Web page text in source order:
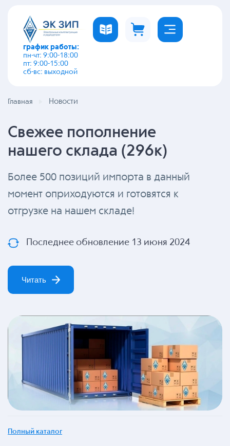
график работы:
пн-чт: 9:00-18:00
пт: 9:00-15:00
сб-вс: выходной
Главная Новости
Свежее пополнение
нашего склада (296к)
Более 500 позиций импорта в данный
момент оприходуются и готовятся к
отгрузке на нашем складе!
Последнее обновление 13 июня 2024
Читать
Полный каталог